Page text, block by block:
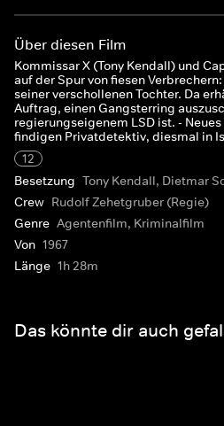
Über diesen Film
Kommissar X (Tony Kendall) und
auf der Spur von fiesen
seiner verschollenen Tochter. Da
Auftrag, einen Gangsterring
regierungseigenem LSD ist. -
findigen Privatdetektiv, diesmal in
12
Besetzung Tony Kendall, Dietmar
Crew Rudolf Zehetgruber (Regie)
Genre Agentenfilm, Kriminalfilm
Von 1967
Länge 1h 28m
Das könnte dir auch